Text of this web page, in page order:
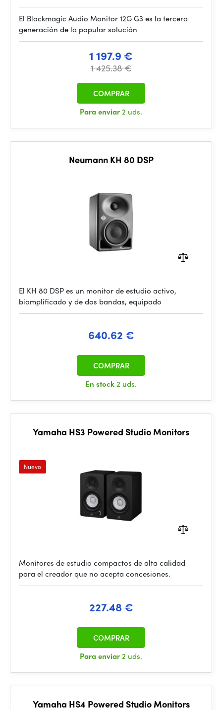
El Blackmagic Audio Monitor 12G G3 es la tercera
generación de la popular solución
1 197.9 €
1 425.38 €
Para enviar2 uds.
COMPRAR
Neumann KH 80 DSP
El KH 80 DSP es un monitor de estudio activo,
biamplificado y de dos bandas, equipado
640.62 €
En stock2 uds.
COMPRAR
Yamaha HS3 Powered Studio Monitors
Nuevo
Monitores de estudio compactos de alta calidad
para el creador que no acepta concesiones.
227.48 €
Para enviar2 uds.
COMPRAR
Yamaha HS4 Powered Studio Monitors